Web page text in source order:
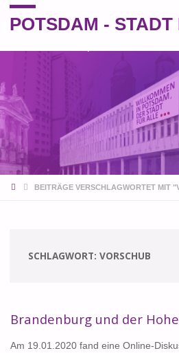
POTSDAM -
STARTBEITRÄGE VERSCHLAGWORTET MIT
SCHLAGWORT: VORSCHUB
Brandenburg und der
Am 19.01.2020 fand eine Online-